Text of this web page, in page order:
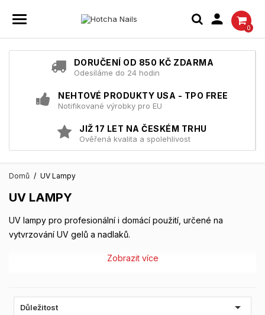

0
DORUČENÍ OD 850 KČ ZDARMA
Odesíláme do 24 hodin
NEHTOVÉ PRODUKTY USA - TPO FREE
Notifikované výrobky pro EU
JIŽ 17 LET NA ČESKÉM TRHU
Ověřená kvalita a spolehlivost
Domů UV Lampy
UV LAMPY
UV lampy pro profesionální i domácí použití, určené na
vytvrzování UV gelů a nadlaků.
Zobrazit více
Důležitost 